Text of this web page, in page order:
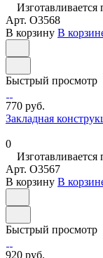
Изготавливается
Арт. O3568
В корзину В
Быстрый просмотр
770 руб.
Закладная
0
Изготавливается
Арт. O3567
В корзину В
Быстрый просмотр
920 руб.